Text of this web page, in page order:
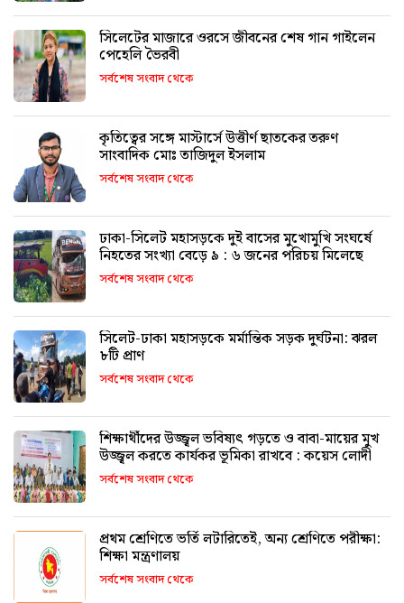
সিলেটের মাজারে ওরসে জীবনের শেষ গান গাইলেন
পেহেলি ভৈরবী
সর্বশেষ সংবাদ থেকে
কৃতিত্বের সঙ্গে মাস্টার্সে উত্তীর্ণ ছাতকের তরুণ
সাংবাদিক মোঃ তাজিদুল ইসলাম
সর্বশেষ সংবাদ থেকে
ঢাকা-সিলেট মহাসড়কে দুই বাসের মুখোমুখি সংঘর্ষে
নিহতের সংখ্যা বেড়ে ৯ : ৬ জনের পরিচয় মিলেছে
সর্বশেষ সংবাদ থেকে
সিলেট-ঢাকা মহাসড়কে মর্মান্তিক সড়ক দুর্ঘটনা: ঝরল
৮টি প্রাণ
সর্বশেষ সংবাদ থেকে
শিক্ষার্থীদের উজ্জ্বল ভবিষ্যৎ গড়তে ও বাবা-মায়ের মুখ
উজ্জ্বল করতে কার্যকর ভূমিকা রাখবে : কয়েস লোদী
সর্বশেষ সংবাদ থেকে
প্রথম শ্রেণিতে ভর্তি লটারিতেই, অন্য শ্রেণিতে পরীক্ষা:
শিক্ষা মন্ত্রণালয়
সর্বশেষ সংবাদ থেকে